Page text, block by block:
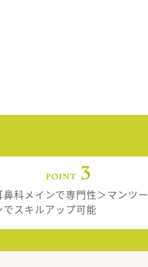
鼻科メインで専門性＞マンツー
でスキルアップ可能